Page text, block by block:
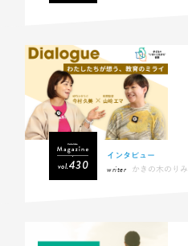
vol.430
インタビュー
writer
かきの木のりみ